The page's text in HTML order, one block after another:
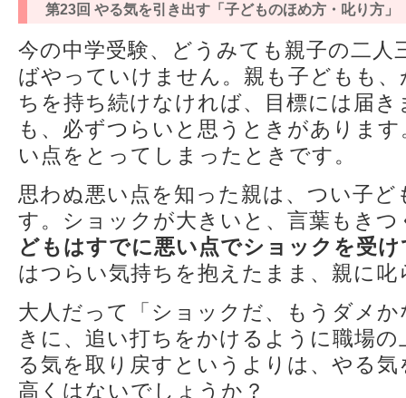
第23回 やる気を引き出す「子どものほめ方・叱り方」
今の中学受験、どうみても親子の二人
ばやっていけません。親も子どもも
ちを持ち続けなければ、目標には届
も、必ずつらいと思うときがありま
い点をとってしまったときです。
思わぬ悪い点を知った親は、つい子
す。ショックが大きいと、言葉もき
どもはすでに悪い点でショックを受
はつらい気持ちを抱えたまま、親に叱
大人だって「ショックだ、もうダメ
きに、追い打ちをかけるように職場
る気を取り戻すというよりは、やる
高くはないでしょうか？